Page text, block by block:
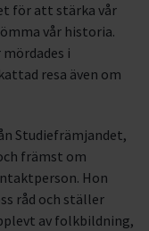
för att stärka vår
vår historia.
i
resa även om
Studiefrämjandet,
främst om
Hon
råd och ställer
av folkbildning,